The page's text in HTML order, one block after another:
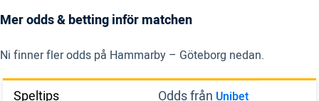
Mer odds & betting inför matchen
Ni finner fler odds på Hammarby – Göteborg nedan.
Speltips Odds från Unibet